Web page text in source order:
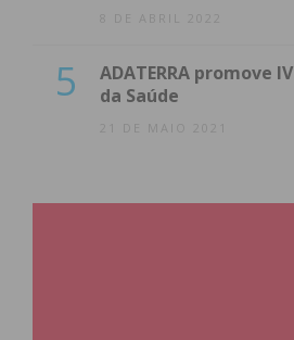
8 DE ABRIL 2022
5
ADATERRA promove
da Saúde
21 DE MAIO 2021